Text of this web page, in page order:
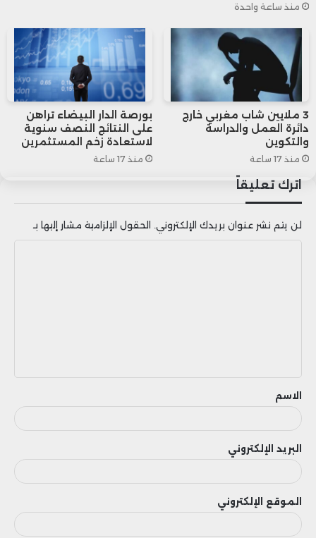
هذه اليد العاملة.
منذ ساعة واحدة
3 ملايين شاب مغربي خارج
دائرة العمل والدراسة
والتكوين
منذ 17 ساعة
بورصة الدار البيضاء تراهن
على النتائج النصف سنوية
لاستعادة زخم المستثمرين
منذ 17 ساعة
اترك تعليقاً
لن يتم نشر عنوان بريدك الإلكتروني. الحقول الإلزامية مشار إليها بـ
ق
الاسم
البريد الإلكتروني
الموقع الإلكتروني